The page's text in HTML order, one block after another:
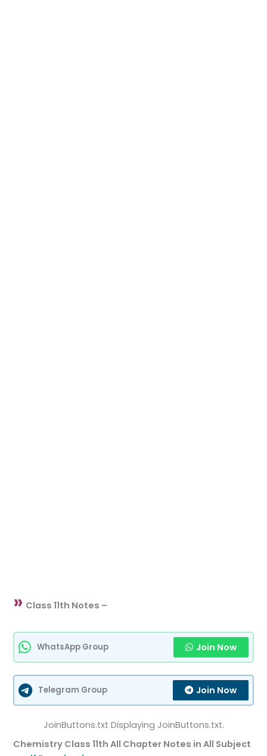
» Class 11th Notes –
WhatsApp Group Join Now
Telegram Group Join Now
JoinButtons.txt Displaying JoinButtons.txt.
Chemistry Class 11th All Chapter Notes in All Subject